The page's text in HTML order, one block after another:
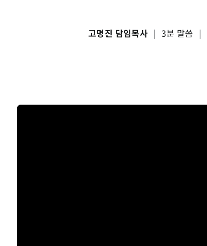
고명진 담임목사 | 3분 말씀 |